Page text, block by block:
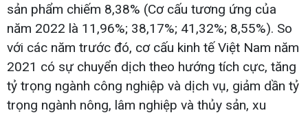
sản phẩm chiếm 8,38% (Cơ cấu tương ứng của
năm 2022 là 11,96%; 38,17%; 41,32%; 8,55%). So
với các năm trước đó, cơ cấu kinh tế Việt Nam năm
2021 có sự chuyển dịch theo hướng tích cực, tăng
tỷ trọng ngành công nghiệp và dịch vụ, giảm dần tỷ
trọng ngành nông, lâm nghiệp và thủy sản, xu